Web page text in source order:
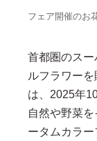
フェア開催のお
首都圏のス
ルフラワー
は、2025年
自然や野菜
ータムカラ